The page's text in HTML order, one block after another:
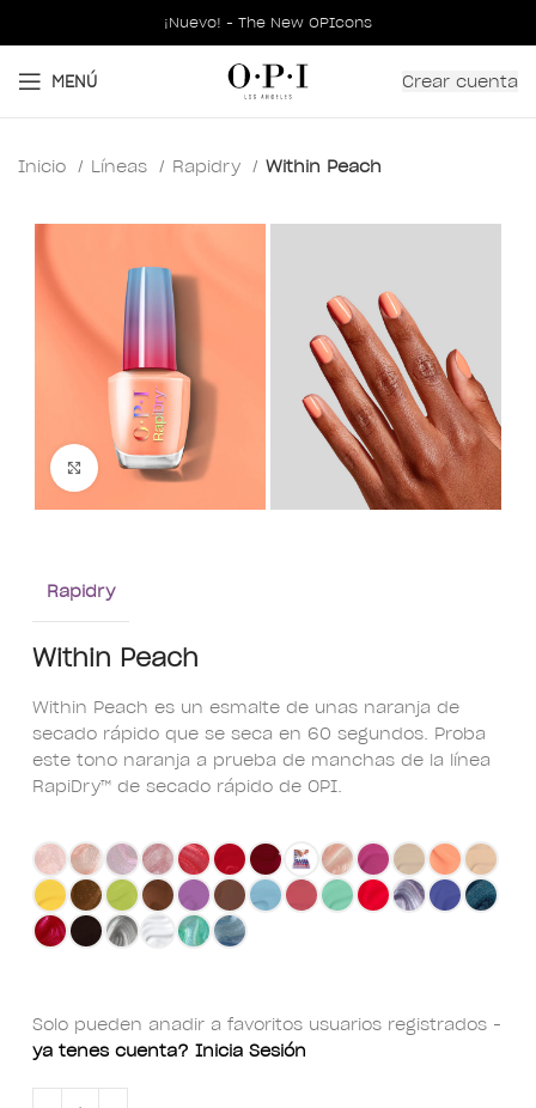
¡Nuevo! - The New OPIcons
MENÚ Crear cuenta
Inicio Líneas Rapidry Within Peach
Clic para ampliar
Rapidry
Within Peach
Within Peach es un esmalte de uñas naranja de
secado rápido que se seca en 60 segundos. Proba
este tono naranja a prueba de manchas de la línea
RapiDry™ de secado rápido de OPI.
Solo pueden añadir a favoritos usuarios registrados -
ya tenes cuenta? Inicia Sesión